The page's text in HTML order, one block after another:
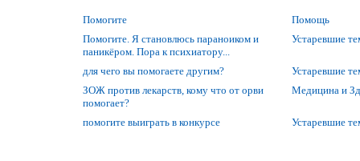
Помогите
Помощь
Помогите. Я становлюсь параноиком и
паникёром. Пора к психиатору...
Устаревшие
для чего вы помогаете другим?
Устаревшие
ЗОЖ против лекарств, кому что от орви
помогает?
Медицина и
помогите выиграть в конкурсе Устаревшие